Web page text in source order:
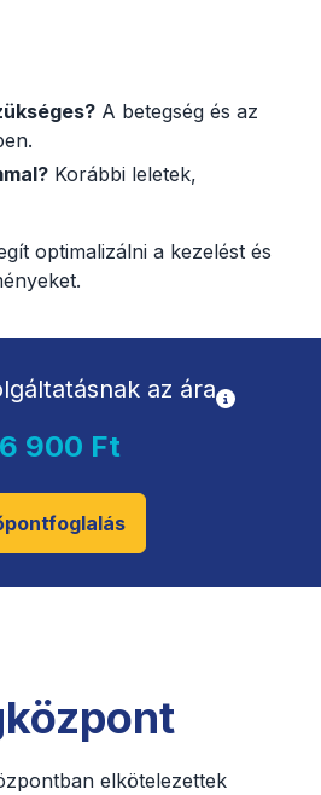
A betegség és az
Korábbi leletek,
optimalizálni a kezelést és
az ára
900 Ft
elkötelezettek